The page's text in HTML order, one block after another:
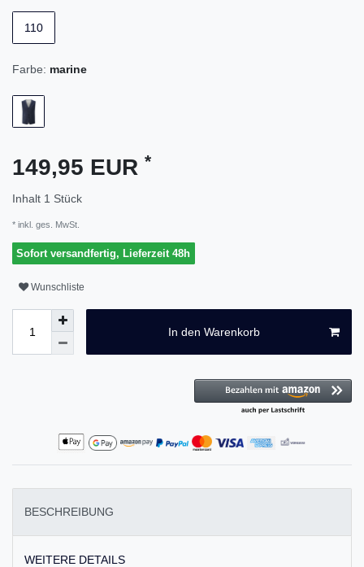
110
Farbe: marine
149,95 EUR *
Inhalt 1 Stück
* inkl. ges. MwSt.
Sofort versandfertig, Lieferzeit 48h
Wunschliste
In den Warenkorb
BESCHREIBUNG
WEITERE DETAILS